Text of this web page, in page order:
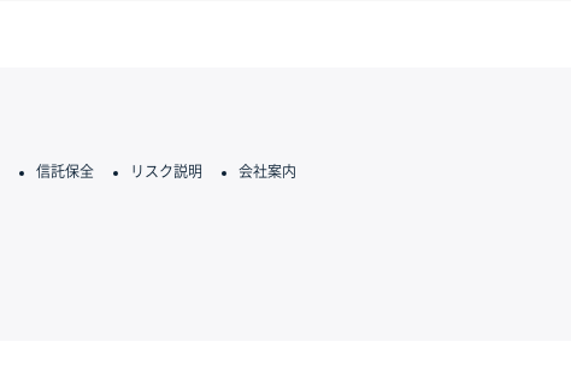
信託保全 リスク説明 会社案内